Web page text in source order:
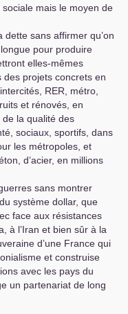
mais le moyen de
sans affirmer qu’on
pour produire
elles-mêmes
des projets concrets en
, intercités, RER , métro,
et rénovés, en
la qualité des
sociaux, sportifs, dans
les métropoles, et
d’acier, en millions
sans montrer
système dollar, que
face aux résistances
à l’Iran et bien sûr à la
d’une France qui
et construise
avec les pays du
un partenariat de long